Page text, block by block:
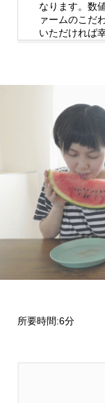
なります。数
ァームのこだ
いただければ
所要時間:6分